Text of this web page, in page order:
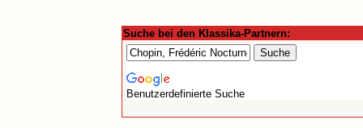
Suche bei den Klassika-Partnern:
Benutzerdefinierte Suche